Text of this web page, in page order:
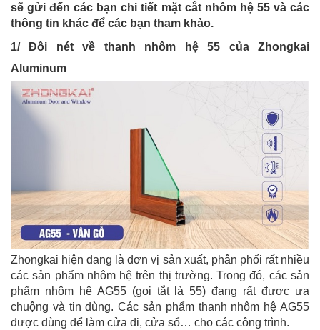
sẽ gửi đến các bạn chi tiết mặt cắt nhôm hệ 55 và các
thông tin khác để các bạn tham khảo.
1/ Đôi nét về thanh nhôm hệ 55 của Zhongkai
Aluminum
Zhongkai hiện đang là đơn vị sản xuất, phân phối rất nhiều
các sản phẩm nhôm hệ trên thị trường. Trong đó, các sản
phẩm nhôm hệ AG55 (gọi tắt là 55) đang rất được ưa
chuộng và tin dùng. Các sản phẩm thanh nhôm hệ AG55
được dùng để làm cửa đi, cửa sổ… cho các công trình.